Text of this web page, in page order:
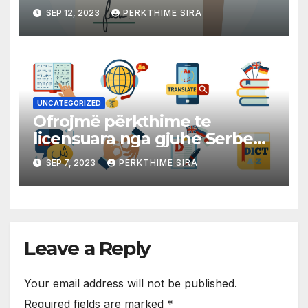
në mbi 40 gjuhë të huaja!
SEP 12, 2023 PERKTHIME SIRA
UNCATEGORIZED
Ofrojmë përkthime te
licensuara nga gjuhe Serbe
në gjuhen Shqipe dhe
anasjelltas!
SEP 7, 2023 PERKTHIME SIRA
Leave a Reply
Your email address will not be published.
Required fields are marked *